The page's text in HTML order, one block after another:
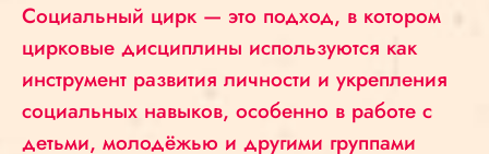
Социальный цирк — это подход, в котором
цирковые дисциплины используются как
инструмент развития личности и укрепления
социальных навыков, особенно в работе с
детьми, молодёжью и другими группами